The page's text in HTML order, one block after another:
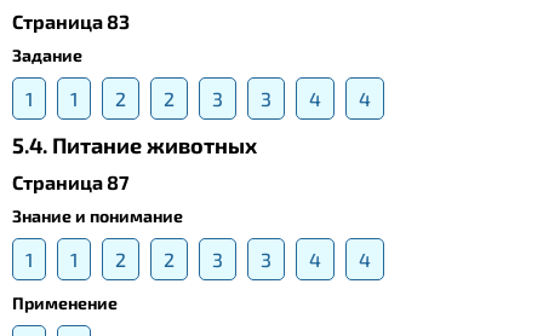
Страница 83
Задание
1 1 2 2 3 3 4 4
5.4. Питание животных
Страница 87
Знание и понимание
1 1 2 2 3 3 4 4
Применение